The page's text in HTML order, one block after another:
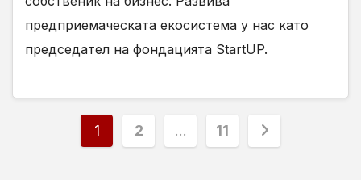
предприемаческата екосистема у нас като
председател на фондацията StartUP.
Разделяне
1 2 … 11